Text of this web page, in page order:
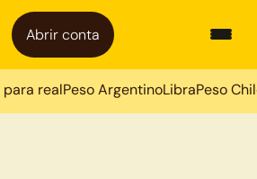
Abrir conta
para realPeso ArgentinoLibraPeso